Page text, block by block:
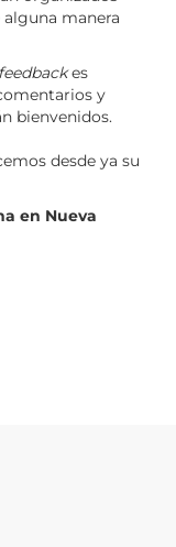
manera
feedbackes
y
bienvenidos.
desde ya su
en Nueva